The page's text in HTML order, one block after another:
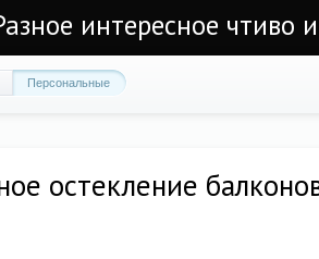
интересное чтиво
Персональные
остекление